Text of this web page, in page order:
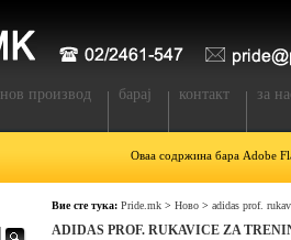
нов производ барај контакт за
Оваа содржина бара Adobe
Вие сте тука: Pride.mk > Ново > adidas prof.
ADIDAS PROF. RUKAVICE ZA